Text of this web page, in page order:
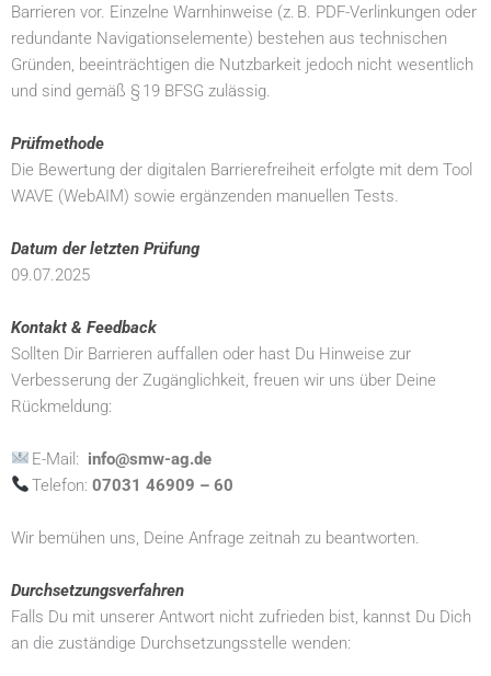
Barrieren vor. Einzelne Warnhinweise (z. B. PDF-Verlinkungen oder
redundante Navigationselemente) bestehen aus technischen
Gründen, beeinträchtigen die Nutzbarkeit jedoch nicht wesentlich
und sind gemäß § 19 BFSG zulässig.
Prüfmethode
Die Bewertung der digitalen Barrierefreiheit erfolgte mit dem Tool
WAVE (WebAIM) sowie ergänzenden manuellen Tests.
Datum der letzten Prüfung
09.07.2025
Kontakt & Feedback
Sollten Dir Barrieren auffallen oder hast Du Hinweise zur
Verbesserung der Zugänglichkeit, freuen wir uns über Deine
Rückmeldung:
E-Mail: info@smw-ag.de
Telefon:07031 46909 – 60
Wir bemühen uns, Deine Anfrage zeitnah zu beantworten.
Durchsetzungsverfahren
Falls Du mit unserer Antwort nicht zufrieden bist, kannst Du Dich
an die zuständige Durchsetzungsstelle wenden: